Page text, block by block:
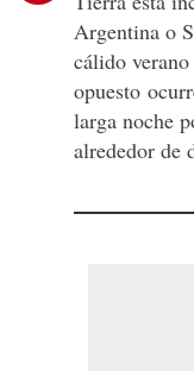
Argentina o
cálido
opuesto
larga noche
alrededor de